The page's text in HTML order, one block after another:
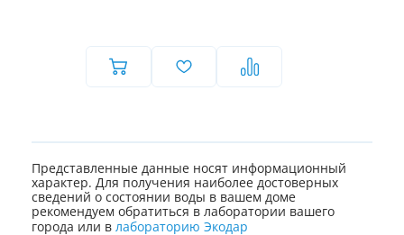
Представленные данные носят информационный
характер. Для получения наиболее достоверных
сведений о состоянии воды в вашем доме
рекомендуем обратиться в лаборатории вашего
города или в лабораторию Экодар